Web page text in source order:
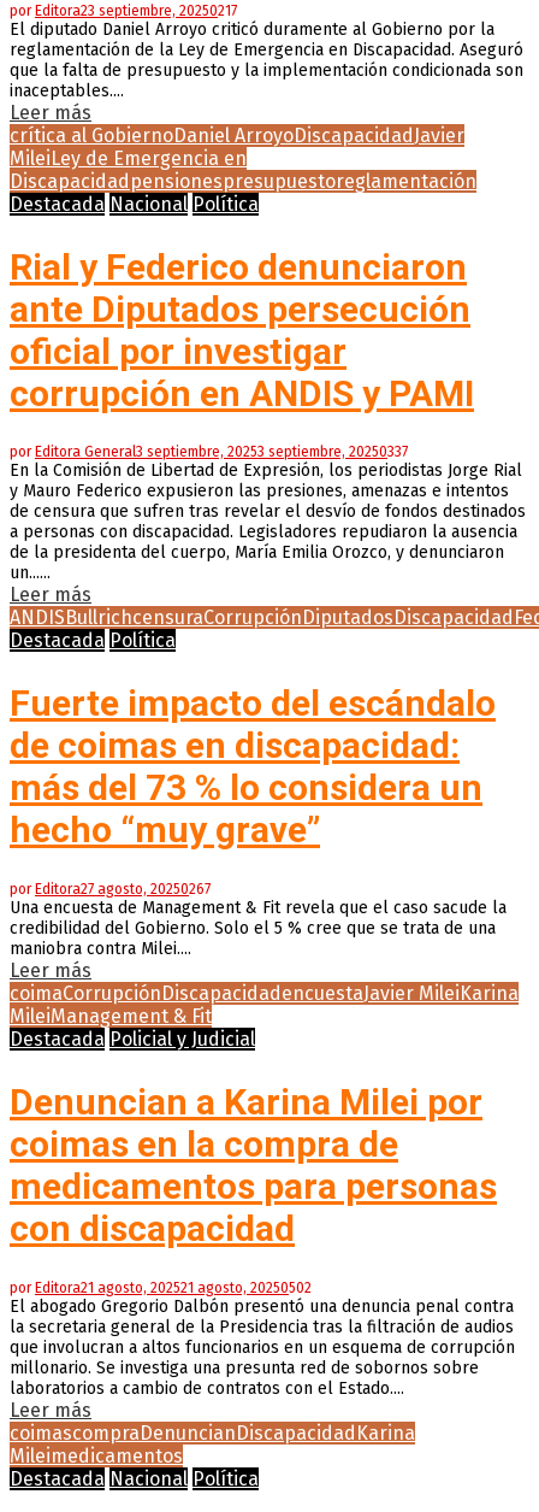
porEditora23 septiembre, 20250217
El diputado Daniel Arroyo criticó duramente al Gobierno por la
reglamentación de la Ley de Emergencia en Discapacidad. Aseguró
que la falta de presupuesto y la implementación condicionada son
inaceptables....
Leer más
crítica al GobiernoDaniel ArroyoDiscapacidad Javier
MileiLey de Emergencia en
Discapacidad pensionespresupuestoreglamentación
Destacada Nacional Política
Rial y Federico denunciaron
ante Diputados persecución
oficial por investigar
corrupción en ANDIS y PAMI
por Editora General3 septiembre, 20253 septiembre, 20250337
En la Comisión de Libertad de Expresión, los periodistas Jorge Rial
y Mauro Federico expusieron las presiones, amenazas e intentos
de censura que sufren tras revelar el desvío de fondos destinados
a personas con discapacidad. Legisladores repudiaron la ausencia
de la presidenta del cuerpo, María Emilia Orozco, y denunciaron
un......
Leer más
ANDIS BullrichcensuraCorrupción Diputados Discapacidad
Destacada Política
Fuerte impacto del escándalo
de coimas en discapacidad:
más del 73 % lo considera un
hecho “muy grave”
por Editora27 agosto, 20250267
Una encuesta de Management & Fit revela que el caso sacude la
credibilidad del Gobierno. Solo el 5 % cree que se trata de una
maniobra contra Milei....
Leer más
coimaCorrupción Discapacidad encuestaJavier Milei Karina
MileiManagement & Fit
Destacada Policial y Judicial
Denuncian a Karina Milei por
coimas en la compra de
medicamentos para personas
con discapacidad
por Editora21 agosto, 202521 agosto, 20250502
El abogado Gregorio Dalbón presentó una denuncia penal contra
la secretaria general de la Presidencia tras la filtración de audios
que involucran a altos funcionarios en un esquema de corrupción
millonario. Se investiga una presunta red de sobornos sobre
laboratorios a cambio de contratos con el Estado....
Leer más
coimascompraDenuncianDiscapacidad Karina
Mileimedicamentos
Destacada Nacional Política